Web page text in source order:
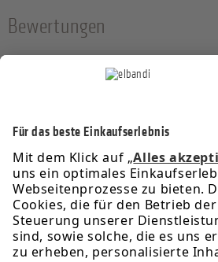
Bewertungen
Service-Hotline
Informationen
Rechtliches
Über uns